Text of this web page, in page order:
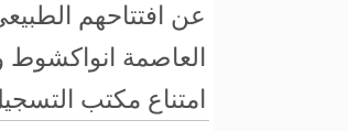
عن افتتاحهم
العاصمة انواكشوط
امتناع مكتب